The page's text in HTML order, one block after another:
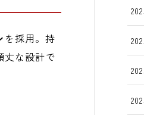
を採用。持
丈な設計で